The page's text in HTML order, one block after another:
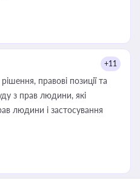
+11
правові позиції та
з прав людини, які
людини і застосування